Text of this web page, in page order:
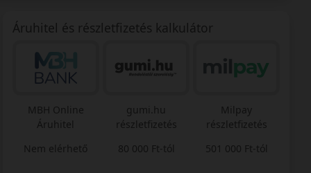
Áruhitel és részletfizetés kalkulátor
MBH Online
Áruhitel
Nem elérhető
gumi.hu
részletfizetés
80 000 Ft-tól
Milpay
részletfizetés
501 000 Ft-tól